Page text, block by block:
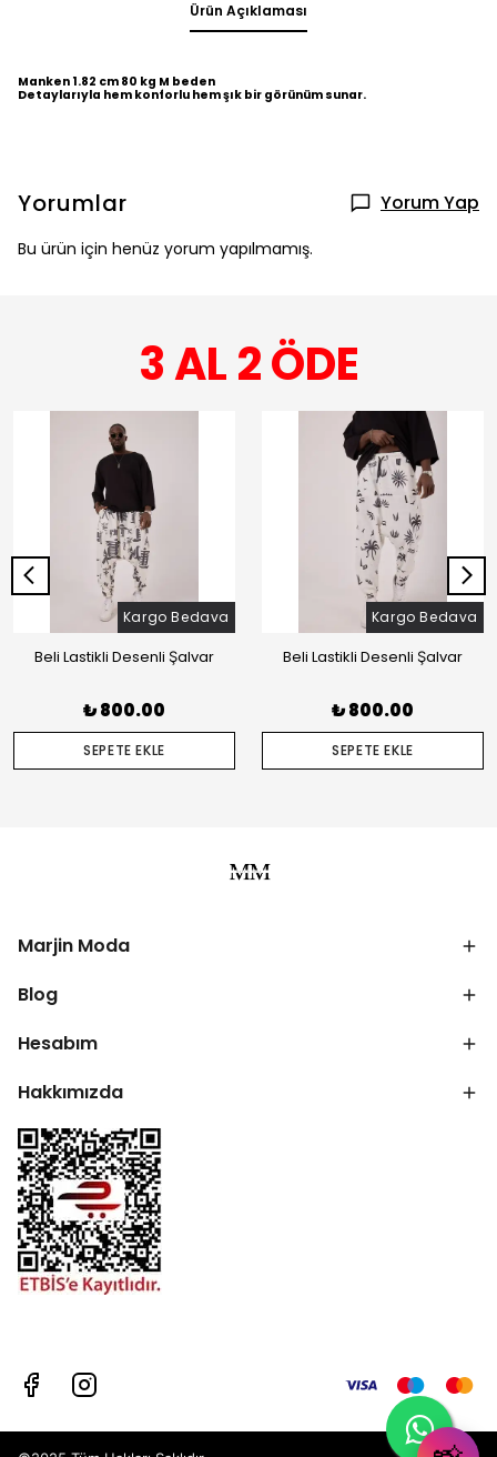
Ürün Açıklaması
Manken 1.82 cm 80 kg M beden
Detaylarıyla hem konforlu hem şık bir görünüm sunar.
Yorumlar Yorum Yap
Bu ürün için henüz yorum yapılmamış.
3 AL 2 ÖDE
Kargo Bedava
Beli Lastikli Desenli Şalvar
₺ 800.00
SEPETE EKLE
Kargo Bedava
Beli Lastikli Desenli Şalvar
₺ 800.00
SEPETE EKLE
Marjin Moda
Blog
Hesabım
Hakkımızda